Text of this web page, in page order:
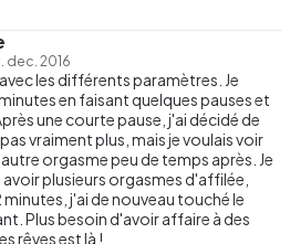
dec. 2016
les différents paramètres. Je
en faisant quelques pauses et
une courte pause, j'ai décidé de
vraiment plus, mais je voulais voir
orgasme peu de temps après. Je
plusieurs orgasmes d'affilée,
j'ai de nouveau touché le
Plus besoin d'avoir affaire à des
rêves est là !